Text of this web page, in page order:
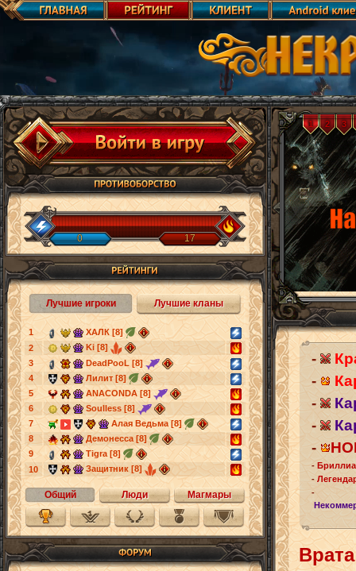
0 17
Лучшие игроки Лучшие кланы
1
ХАЛК [8]
2
Ki [8]
3
DeadPooL [8]
4
Лилит [8]
5
ANACONDA [8]
6
Soulless [8]
7
Алая Ведьма [8]
8
Демонесса [8]
9
Tigra [8]
10
Защитник [8]
Общий Люди Магмары
1 2 3
-
-
-
-
-
-
-
-